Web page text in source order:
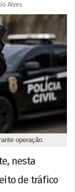
Alves
operação.
nesta
de tráfico